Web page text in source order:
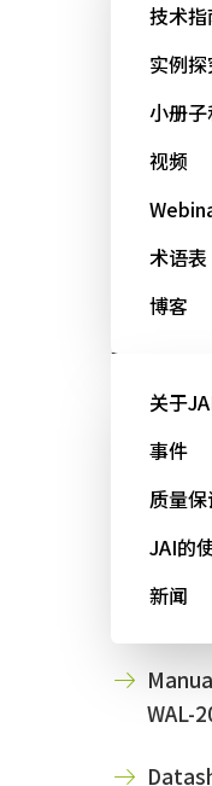
技术指
实例
小册
视频
术语表
博客
关于
事件
质量
JAI的
新闻
线阵
Sweep+
多传感器
相机同时
光谱选项。
型号从LQ/
Sweep+系
可用
WAL-